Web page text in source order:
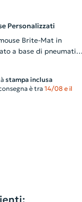
Personalizzati
Brite-Mat in
a base di pneumatici
stampa inclusa
è tra 14/08 e il